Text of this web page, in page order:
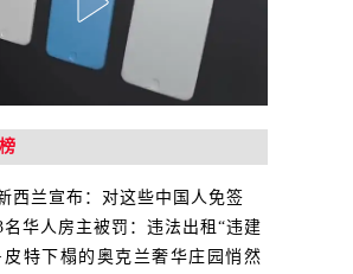
西兰宣布：对这些中国人免签
名华人房主被罚：违法出租“违建
皮特下榻的奥克兰奢华庄园悄然